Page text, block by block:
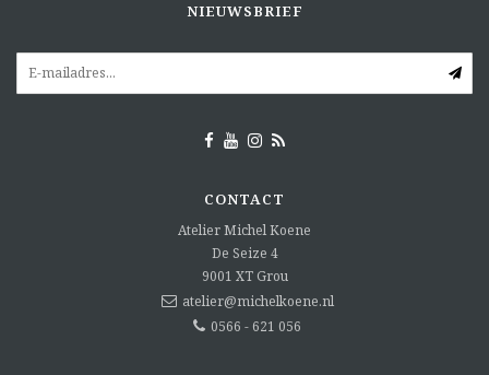
NIEUWSBRIEF
CONTACT
Atelier Michel Koene
De Seize 4
9001 XT Grou
atelier@michelkoene.nl
0566 - 621 056